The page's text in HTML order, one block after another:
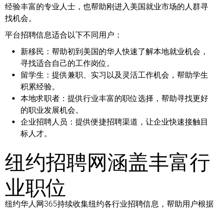
经验丰富的专业人士，也帮助刚进入美国就业市场的人群寻
找机会。
平台招聘信息适合以下不同用户：
新移民： 帮助初到美国的华人快速了解本地就业机会，
寻找适合自己的工作岗位。
留学生： 提供兼职、实习以及灵活工作机会，帮助学生
积累经验。
本地求职者： 提供行业丰富的职位选择，帮助寻找更好
的职业发展机会。
企业招聘人员： 提供便捷招聘渠道，让企业快速接触目
标人才。
纽约招聘网涵盖丰富行
业职位
纽约华人网365持续收集纽约各行业招聘信息，帮助用户根据